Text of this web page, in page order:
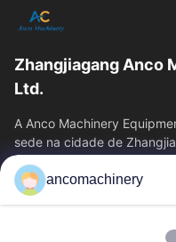
Zhangjiagang Anco
Ltd.
A Anco Machinery
sede na cidade de
de Jiangsu.
Links Rápidos
ancomachinery